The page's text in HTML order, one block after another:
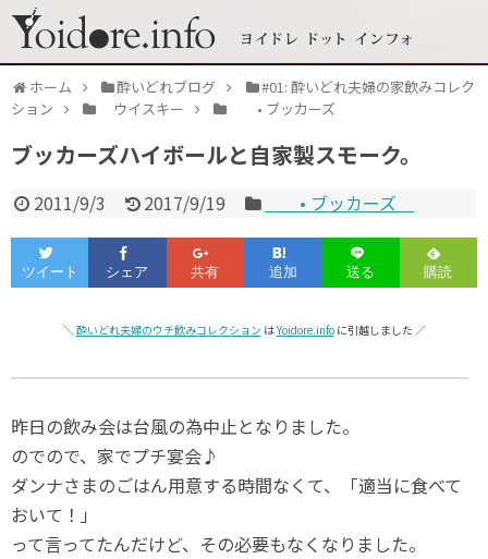
ホーム 酔いどれブログ
#01: 酔いどれ夫婦の家飲みコレク
ション
ウイスキー • ブッカーズ
ブッカーズハイボールと自家製スモーク。
2011/9/3 2017/9/19 • ブッカーズ
＼ 酔いどれ夫婦のウチ飲みコレクション はYoidore.infoに引越しました ／
昨日の飲み会は台風の為中止となりました。
のでので、家でプチ宴会♪
ダンナさまのごはん用意する時間なくて、「適当に食べて
おいて！」
って言ってたんだけど、その必要もなくなりました。